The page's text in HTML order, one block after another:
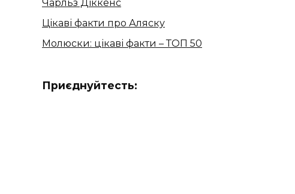
Чарльз Діккенс
Цікаві факти про Аляску
Молюски: цікаві факти – ТОП 50
Приєднуйтесть: